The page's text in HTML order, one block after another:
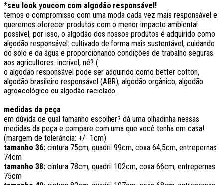
*seu look youcom com algodão responsável!
temos o compromisso com uma moda cada vez mais responsável e
queremos oferecer produtos com o menor impacto ambiental
possível, por isso, o algodão dos nossos produtos é adquirido como
algodão responsável: cultivado de forma mais sustentável, cuidando
do solo e da água e proporcionando condições de trabalho seguras
aos agricultores. incrível, né? (:
o algodão responsável pode ser adquirido como better cotton,
algodão brasileiro responsável (ABR), algodão orgânico, algodão
agroecológico ou algodão reciclado.
medidas da peça
em dúvida de qual tamanho escolher? dá uma olhadinha nessas
medidas da peça e compare com uma que você tenha em casa!
(margem de tolerância: +/- 1cm)
tamanho 36: cintura 75cm, quadril 99cm, coxa 64,5cm, entrepernas
74cm
tamanho 38: cintura 78cm, quadril 102cm, coxa 66cm, entrepernas
75cm